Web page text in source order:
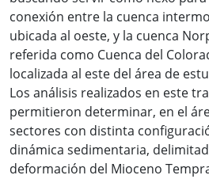
conexión entre la cuenca
ubicada al oeste, y la cuenca
referida como Cuenca del
localizada al este del área de
Los análisis realizados en este
permitieron determinar, en el
sectores con distinta
dinámica sedimentaria,
deformación del Mioceno